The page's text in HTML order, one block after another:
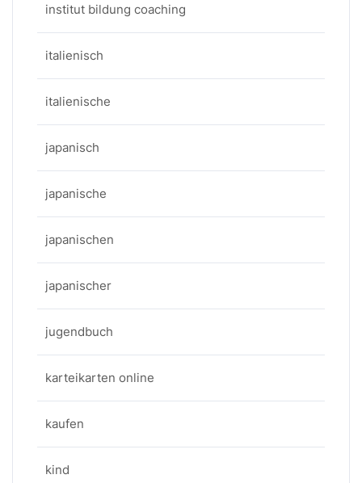
institut bildung coaching
italienisch
italienische
japanisch
japanische
japanischen
japanischer
jugendbuch
karteikarten online
kaufen
kind